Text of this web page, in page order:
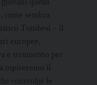
sembra
Tombesi – il
europee,
e strumento per
ospiteremo il
coinvolge le